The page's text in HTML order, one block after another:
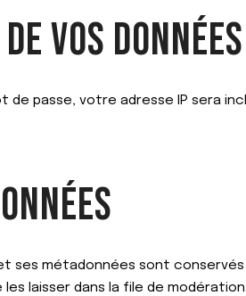
VOS
passe, votre adresse IP sera
ses métadonnées sont
laisser dans la file de modération.